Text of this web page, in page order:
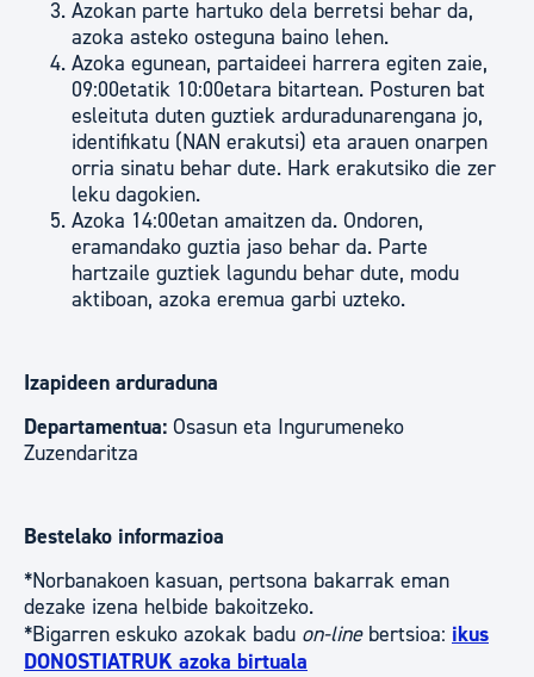
Azokan parte hartuko dela berretsi behar da,
azoka asteko osteguna baino lehen.
Azoka egunean, partaideei harrera egiten zaie,
09:00etatik 10:00etara bitartean. Posturen bat
esleituta duten guztiek arduradunarengana jo,
identifikatu (NAN erakutsi) eta arauen onarpen
orria sinatu behar dute. Hark erakutsiko die zer
leku dagokien.
Azoka 14:00etan amaitzen da. Ondoren,
eramandako guztia jaso behar da. Parte
hartzaile guztiek lagundu behar dute, modu
aktiboan, azoka eremua garbi uzteko.
Izapideen arduraduna
Departamentua: Osasun eta Ingurumeneko
Zuzendaritza
Bestelako informazioa
*Norbanakoen kasuan, pertsona bakarrak eman
dezake izena helbide bakoitzeko.
*Bigarren eskuko azokak badu on-linebertsioa: ikus
DONOSTIATRUK azoka birtuala